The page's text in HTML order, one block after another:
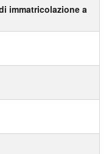
immatricolazione a